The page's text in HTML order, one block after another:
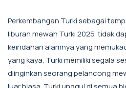
Perkembangan Turki sebagai
liburan mewah Turki 2025 tidak
keindahan alamnya yang
yang kaya, Turki memiliki segala
diinginkan seorang pelancong